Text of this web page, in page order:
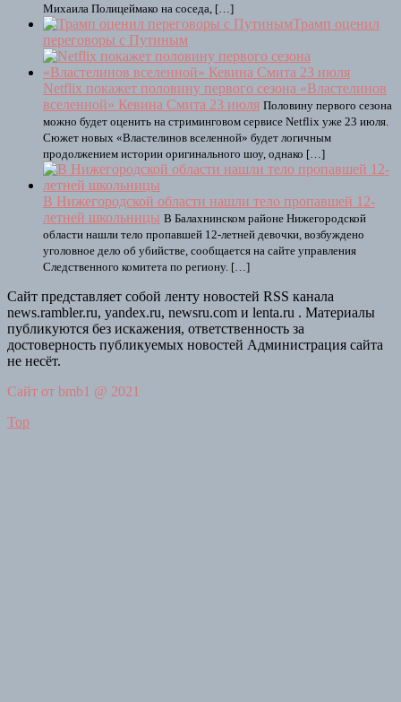
Михаила Полицеймако на соседа, […]
Трамп оценил
переговоры с Путиным
Netflix покажет половину первого сезона «Властелинов
вселенной» Кевина Смита 23 июля Половину первого сезона
можно будет оценить на стриминговом сервисе Netflix уже 23 июля.
Сюжет новых «Властелинов вселенной» будет логичным
продолжением истории оригинального шоу, однако […]
В Нижегородской области нашли тело пропавшей 12-
летней школьницы В Балахнинском районе Нижегородской
области нашли тело пропавшей 12-летней девочки, возбуждено
уголовное дело об убийстве, сообщается на сайте управления
Следственного комитета по региону. […]
Сайт представляет собой ленту новостей RSS канала
news.rambler.ru, yandex.ru, newsru.com и lenta.ru . Материалы
публикуются без искажения, ответственность за
достоверность публикуемых новостей Администрация сайта
не несёт.
Сайт от bmb1 @ 2021
Top